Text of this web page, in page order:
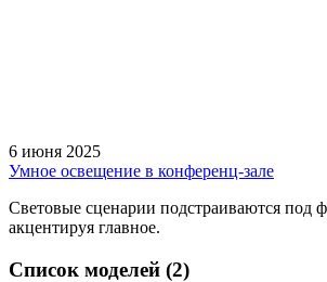
6 июня 2025
Умное освещение в конференц-зале
Световые сценарии подстраиваются под
акцентируя главное.
Список моделей (2)